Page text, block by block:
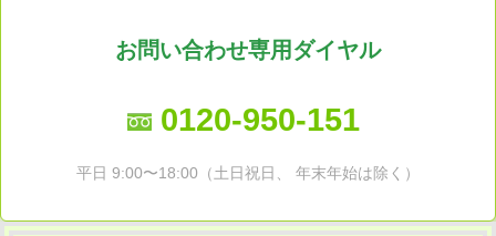
お問い合わせ専用ダイヤル
0120-950-151
平日 9:00〜18:00（土日祝日、 年末年始は除く）